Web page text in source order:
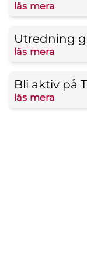
läs mera
Utredning
läs mera
Bli aktiv på
läs mera